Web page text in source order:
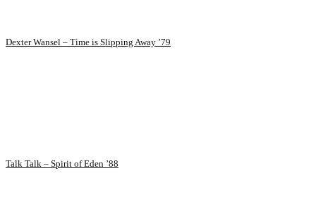
Dexter Wansel – Time is Slipping Away ’79
Talk Talk – Spirit of Eden ’88